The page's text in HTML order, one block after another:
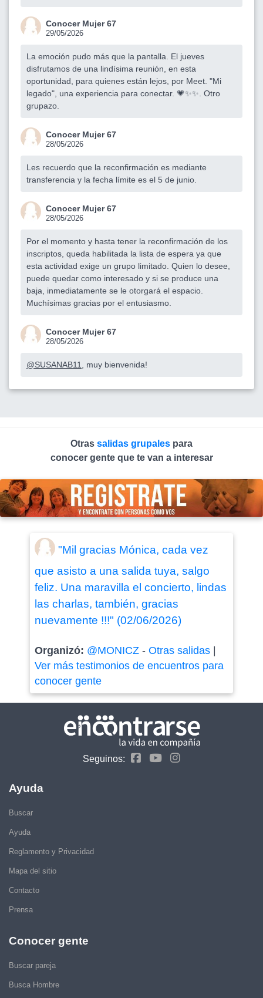
Conocer Mujer 67
29/05/2026
La emoción pudo más que la pantalla. El jueves
disfrutamos de una lindísima reunión, en esta
oportunidad, para quienes están lejos, por Meet. "Mi
legado", una experiencia para conectar. 💗✨✨. Otro
grupazo.
Conocer Mujer 67
28/05/2026
Les recuerdo que la reconfirmación es mediante
transferencia y la fecha límite es el 5 de junio.
Conocer Mujer 67
28/05/2026
Por el momento y hasta tener la reconfirmación de los
inscriptos, queda habilitada la lista de espera ya que
esta actividad exige un grupo limitado. Quien lo desee,
puede quedar como interesado y si se produce una
baja, inmediatamente se le otorgará el espacio.
Muchísimas gracias por el entusiasmo.
Conocer Mujer 67
28/05/2026
@SUSANAB11 , muy bienvenida!
Otras salidas grupales para
conocer gente que te van a interesar
"Mil gracias Mónica, cada vez
que asisto a una salida tuya, salgo
feliz. Una maravilla el concierto, lindas
las charlas, también, gracias
nuevamente !!!" (02/06/2026)
Organizó: @MONICZ- Otras salidas|
Ver más testimonios de encuentros para
conocer gente
Seguinos:
Ayuda
Buscar
Ayuda
Reglamento y Privacidad
Mapa del sitio
Contacto
Prensa
Conocer gente
Buscar pareja
Busca Hombre